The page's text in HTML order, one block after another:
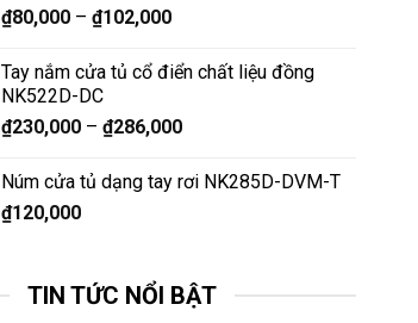
₫80,000 –₫102,000
Tay nắm cửa tủ cổ điển chất liệu đồng
NK522D-DC
₫230,000 –₫286,000
Núm cửa tủ dạng tay rơi NK285D-DVM-T
₫120,000
TIN TỨC NỔI BẬT